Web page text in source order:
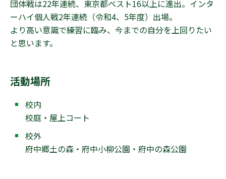
採用情報
情報公開
90周年記念事業
寄付金の募集について
団体戦は22年連続、東京都ベスト16以上に進出。インタ
ーハイ個人戦2年連続（令和4、5年度）出場。
より高い意識で練習に臨み、今までの自分を上回りたい
と思います。
活動場所
校内
校庭・屋上コート
校外
府中郷土の森・府中小柳公園・府中の森公園